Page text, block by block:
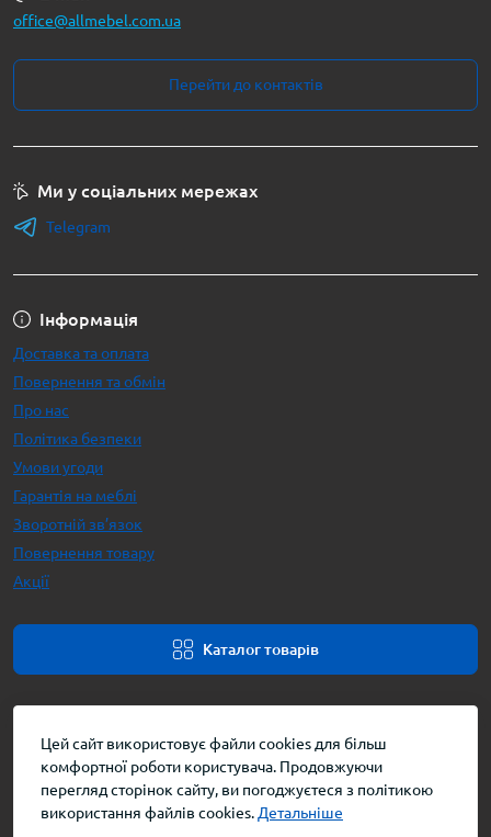
office@allmebel.com.ua
Перейти до контактів
Інформація
Доставка та оплата
Повернення та обмін
Про нас
Політика безпеки
Умови угоди
Гарантія на меблі
Зворотній зв’язок
Повернення товару
Акції
Каталог товарів
Ми у соціальних мережах
Telegram
Інтернет-магазин меблів © 2026
Цей сайт використовує файли cookies для більш
комфортної роботи користувача. Продовжуючи
перегляд сторінок сайту, ви погоджуєтеся з політикою
використання файлів cookies. Детальніше